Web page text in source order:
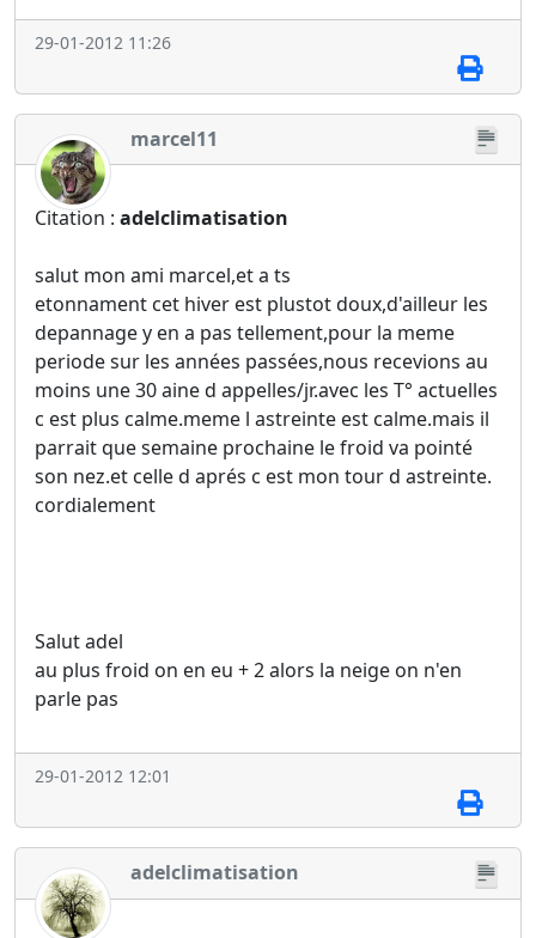
29-01-2012 11:26
marcel11
Citation : adelclimatisation
salut mon ami marcel,et a ts
etonnament cet hiver est plustot doux,d'ailleur les
depannage y en a pas tellement,pour la meme
periode sur les années passées,nous recevions au
moins une 30 aine d appelles/jr.avec les T° actuelles
c est plus calme.meme l astreinte est calme.mais il
parrait que semaine prochaine le froid va pointé
son nez.et celle d aprés c est mon tour d astreinte.
cordialement
Salut adel
au plus froid on en eu + 2 alors la neige on n'en
parle pas
29-01-2012 12:01
adelclimatisation